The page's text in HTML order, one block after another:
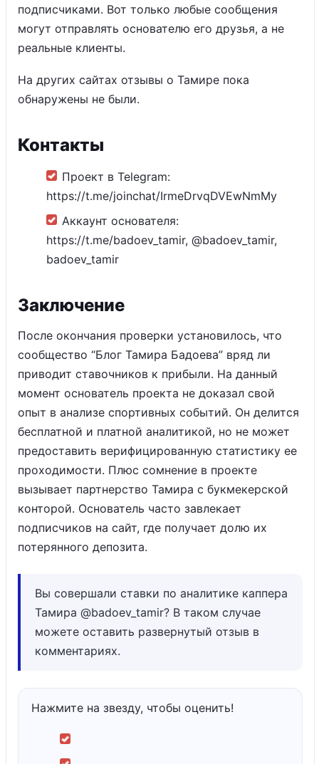
подписчиками. Вот только любые сообщения
могут отправлять основателю его друзья, а не
реальные клиенты.
На других сайтах отзывы о Тамире пока
обнаружены не были.
Контакты
Проект в Telegram:
https://t.me/joinchat/IrmeDrvqDVEwNmMy
Аккаунт основателя:
https://t.me/badoev_tamir, @badoev_tamir,
badoev_tamir
Заключение
После окончания проверки установилось, что
сообщество “Блог Тамира Бадоева” вряд ли
приводит ставочников к прибыли. На данный
момент основатель проекта не доказал свой
опыт в анализе спортивных событий. Он делится
бесплатной и платной аналитикой, но не может
предоставить верифицированную статистику ее
проходимости. Плюс сомнение в проекте
вызывает партнерство Тамира с букмекерской
конторой. Основатель часто завлекает
подписчиков на сайт, где получает долю их
потерянного депозита.
Вы совершали ставки по аналитике каппера
Тамира @badoev_tamir? В таком случае
можете оставить развернутый отзыв в
комментариях.
Нажмите на звезду, чтобы оценить!